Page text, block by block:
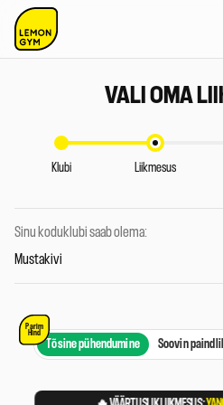
VALI OMA
Klubi Liikmesus
Sinu koduklubi saab olema:
Mustakivi
Parim
Hind
Tõsine pühendumine Soovin